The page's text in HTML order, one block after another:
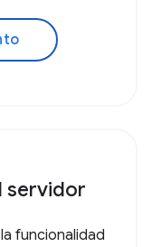
servidor
funcionalidad